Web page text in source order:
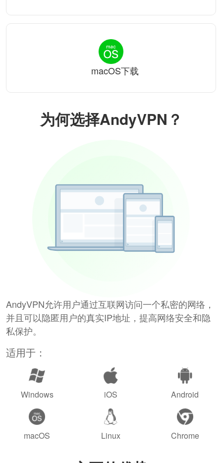
为何选择AndyVPN？
AndyVPN允许用户通过互联网访问一个私密的网络，
并且可以隐匿用户的真实IP地址，提高网络安全和隐
私保护。
适用于：
Windows iOS Android
macOS Linux Chrome
macOS下载